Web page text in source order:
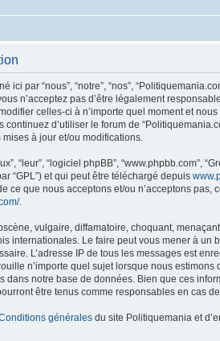
par “nous”, “notre”, “nos”,
n’acceptez pas d’être légalement
celles-ci à n’importe quel moment et
d’utiliser le forum de
à jour et/ou modifications.
“leur”, “logiciel phpBB”, “www.phpbb.com”,
“GPL”) et qui peut être téléchargé depuis
ce que nous acceptons et/ou n’acceptons
.
vulgaire, diffamatoire, choquant,
internationales. Le faire peut vous mener à
L’adresse IP de tous les messages est
n’importe quel sujet lorsque nous
dans notre base de données. Bien que ces
être tenus comme responsables en cas
générales du site Politiquemania et